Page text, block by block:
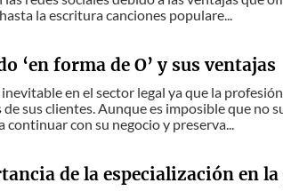
la escritura canciones populare...
‘en forma de O’ y sus ventajas
inevitable en el sector legal ya que la
sus clientes. Aunque es imposible que no
continuar con su negocio y preserva...
de la especialización en